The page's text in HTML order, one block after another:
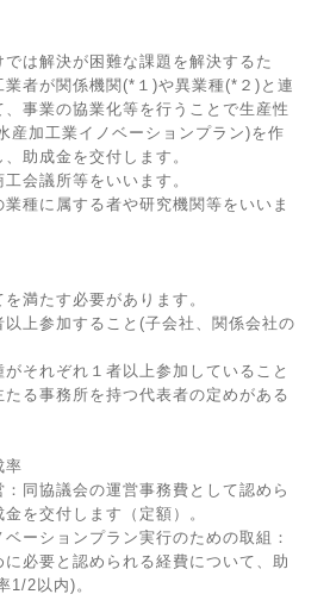
は解決が困難な課題を解決するた
者が関係機関(*１)や異業種(*２)と連
事業の協業化等を行うことで生産性
産加工業イノベーションプラン)を作
助成金を交付します。
会議所等をいいます。
種に属する者や研究機関等をいいま
満たす必要があります。
以上参加すること(子会社、関係会社の
それぞれ１者以上参加していること
たる事務所を持つ代表者の定めがある
率
同協議会の運営事務費として認めら
を交付します（定額）。
ーションプラン実行のための取組：
必要と認められる経費について、助
1/2以内)。